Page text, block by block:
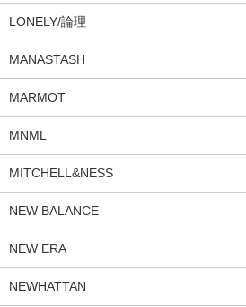
LONELY/論理
MANASTASH
MARMOT
MNML
MITCHELL&NESS
NEW BALANCE
NEW ERA
NEWHATTAN